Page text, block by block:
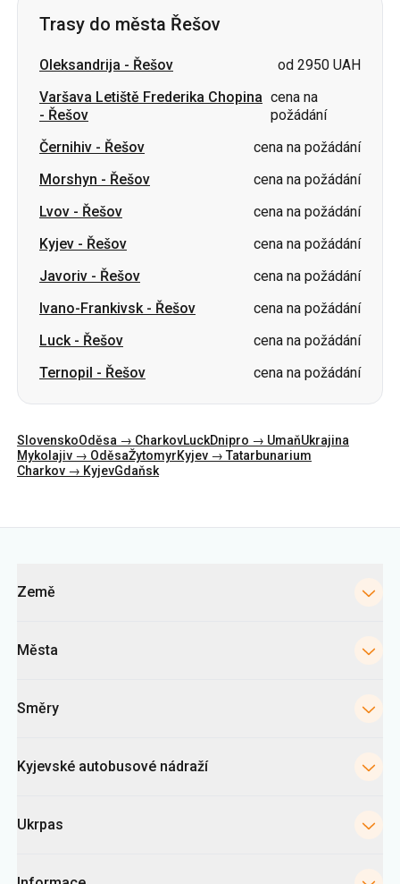
-Řešov
Řešov
Lvov-Řešov
cena na požádání
Kyjev-Řešov
cena na požádání
Javoriv-Řešov
cena na požádání
Ivano-Frankivsk
cena na požádání
Luck-Řešov
cena na požádání
Ternopil-Řešov cena na požádání
SlovenskoOděsa → Charkov Dnipro → Umaň Ukrajina
Mykolajiv → Oděsa
Charkov → KyjevGdaňsk
Kategorie